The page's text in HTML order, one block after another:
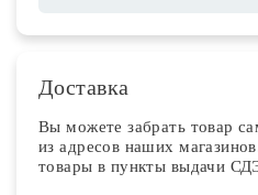
Доставка
Вы можете забрать товар
из адресов наших
товары в пункты выдачи